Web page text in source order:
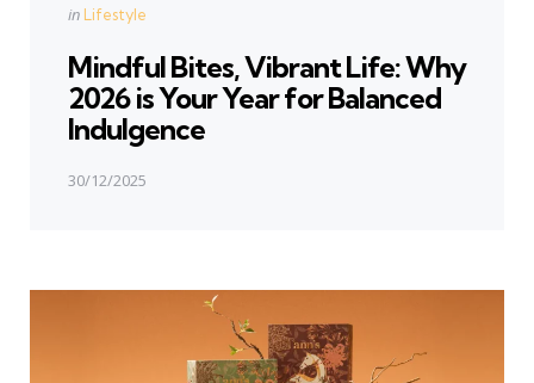
Posted
in Lifestyle
Mindful Bites, Vibrant Life: Why
2026 is Your Year for Balanced
Indulgence
30/12/2025